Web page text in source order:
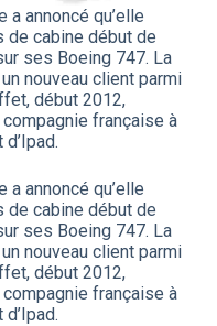
annoncé qu’elle
cabine début de
ses Boeing 747. La
nouveau client parmi
début 2012,
française à
annoncé qu’elle
cabine début de
ses Boeing 747. La
nouveau client parmi
début 2012,
française à